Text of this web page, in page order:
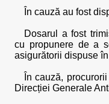
În cauză au fost
Dosarul a fost
cu propunere de a
asigurătorii dispuse
În cauză,
Direcției Generale